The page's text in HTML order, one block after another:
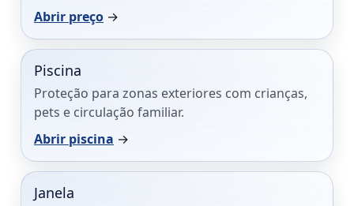
Abrir preço →
Piscina
Proteção para zonas exteriores com crianças,
pets e circulação familiar.
Abrir piscina →
Janela